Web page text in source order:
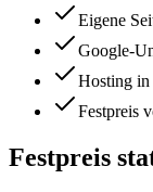
Eigene
Google-
Hosting
Festpreis
Festpreis